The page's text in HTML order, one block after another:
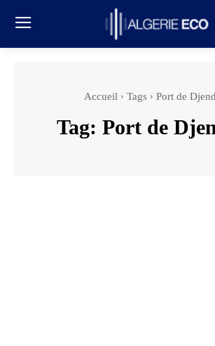
Accueil Tags Port de
Tag: Port de